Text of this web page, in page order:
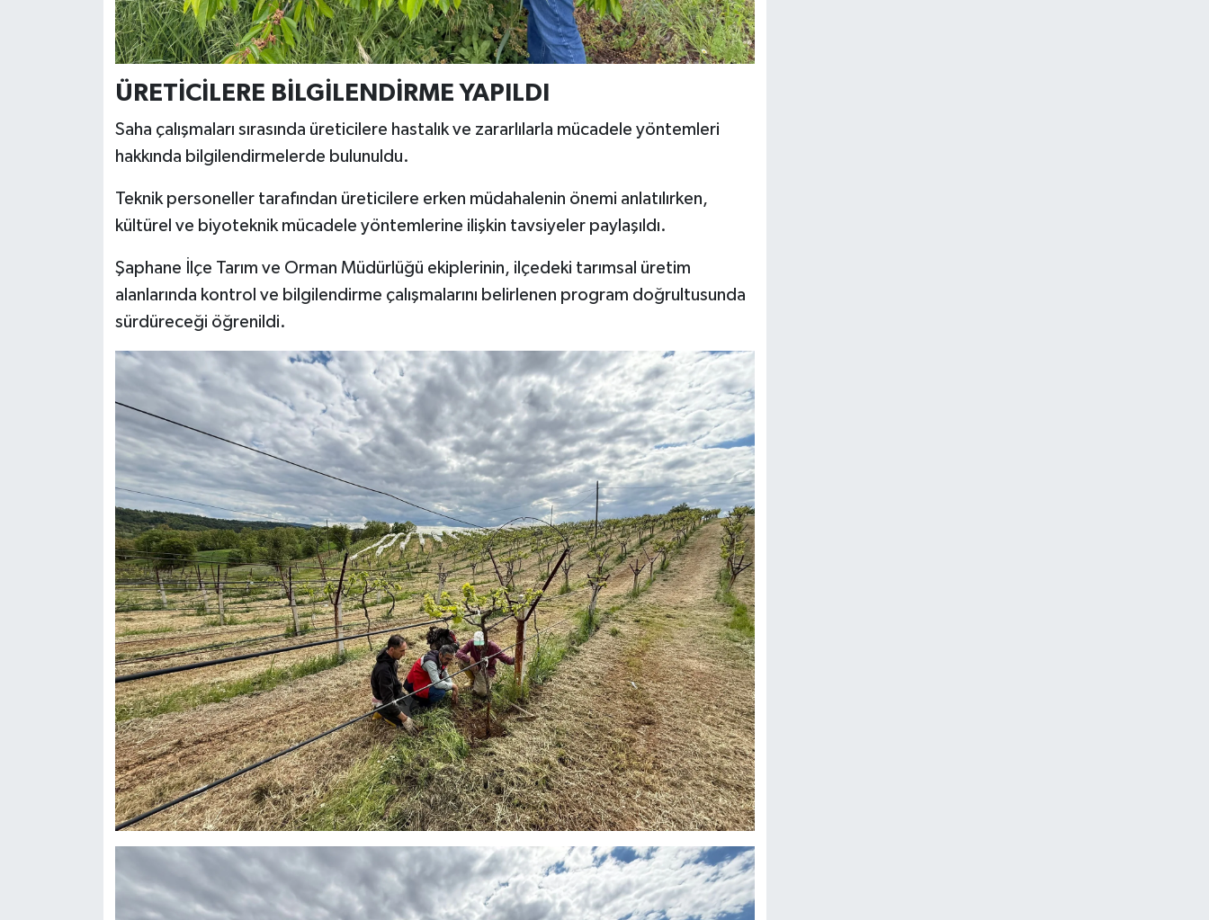
ÜRETİCİLERE BİLGİLENDİRME YAPILDI
Saha çalışmaları sırasında üreticilere hastalık ve zararlılarla mücadele yöntemleri
hakkında bilgilendirmelerde bulunuldu.
Teknik personeller tarafından üreticilere erken müdahalenin önemi anlatılırken,
kültürel ve biyoteknik mücadele yöntemlerine ilişkin tavsiyeler paylaşıldı.
Şaphane İlçe Tarım ve Orman Müdürlüğü ekiplerinin, ilçedeki tarımsal üretim
alanlarında kontrol ve bilgilendirme çalışmalarını belirlenen program doğrultusunda
sürdüreceği öğrenildi.